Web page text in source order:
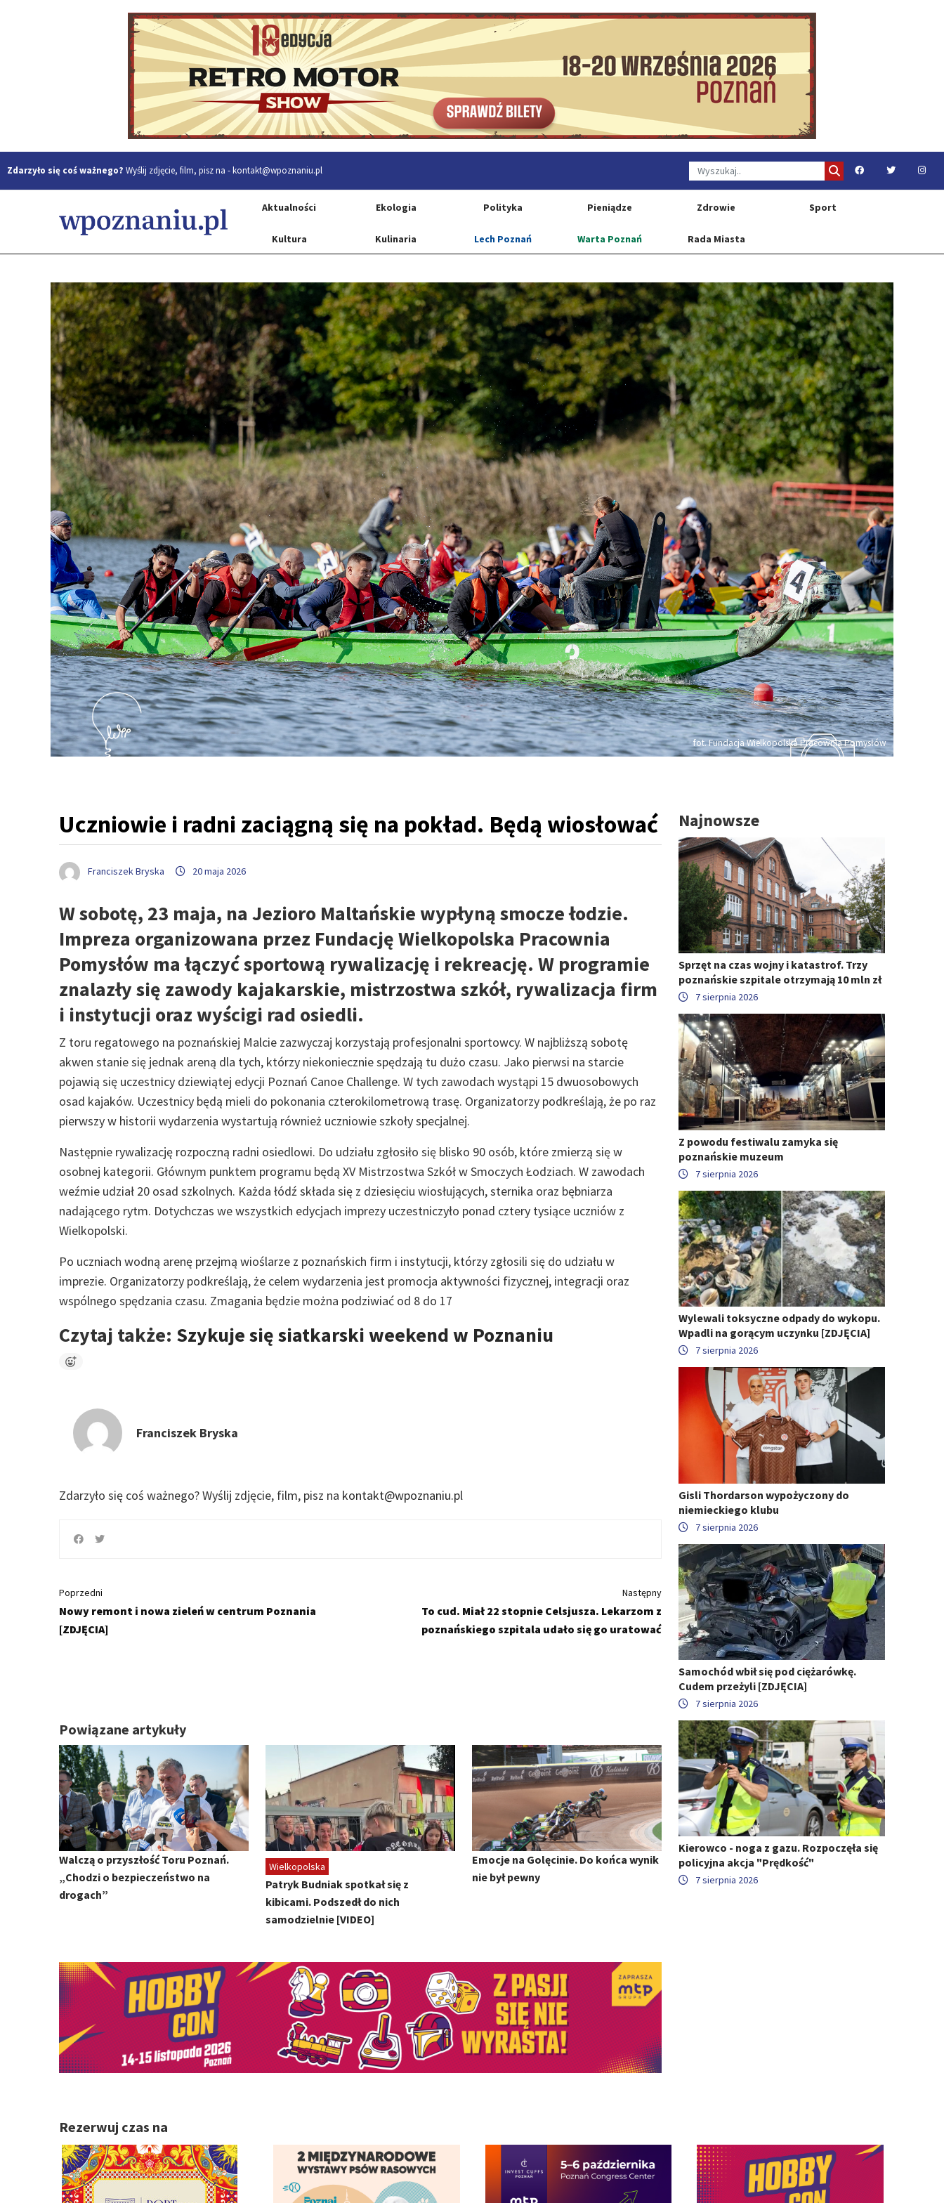
Zdarzyło się coś ważnego? Wyślij zdjęcie, film, pisz na -kontakt@wpoznaniu.pl
Aktualności Ekologia Polityka Pieniądze Zdrowie Sport
Kultura Kulinaria Lech Poznań Warta Poznań Rada Miasta
fot. Fundacja Wielkopolska Pracownia Pomysłów
Uczniowie i radni zaciągną się na pokład. Będą wiosłować
Franciszek Bryska 20 maja 2026
W sobotę, 23 maja, na Jezioro Maltańskie wypłyną smocze łodzie.
Impreza organizowana przez Fundację Wielkopolska Pracownia
Pomysłów ma łączyć sportową rywalizację i rekreację. W programie
znalazły się zawody kajakarskie, mistrzostwa szkół, rywalizacja firm
i instytucji oraz wyścigi rad osiedli.
Z toru regatowego na poznańskiej Malcie zazwyczaj korzystają profesjonalni sportowcy. W najbliższą sobotę
akwen stanie się jednak areną dla tych, którzy niekoniecznie spędzają tu dużo czasu. Jako pierwsi na starcie
pojawią się uczestnicy dziewiątej edycji Poznań Canoe Challenge. W tych zawodach wystąpi 15 dwuosobowych
osad kajaków. Uczestnicy będą mieli do pokonania czterokilometrową trasę. Organizatorzy podkreślają, że po raz
pierwszy w historii wydarzenia wystartują również uczniowie szkoły specjalnej.
Następnie rywalizację rozpoczną radni osiedlowi. Do udziału zgłosiło się blisko 90 osób, które zmierzą się w
osobnej kategorii. Głównym punktem programu będą XV Mistrzostwa Szkół w Smoczych Łodziach. W zawodach
weźmie udział 20 osad szkolnych. Każda łódź składa się z dziesięciu wiosłujących, sternika oraz bębniarza
nadającego rytm. Dotychczas we wszystkich edycjach imprezy uczestniczyło ponad cztery tysiące uczniów z
Wielkopolski.
Po uczniach wodną arenę przejmą wioślarze z poznańskich firm i instytucji, którzy zgłosili się do udziału w
imprezie. Organizatorzy podkreślają, że celem wydarzenia jest promocja aktywności fizycznej, integracji oraz
wspólnego spędzania czasu. Zmagania będzie można podziwiać od 8 do 17
Czytaj także: Szykuje się siatkarski weekend w Poznaniu
Franciszek Bryska
Zdarzyło się coś ważnego?Wyślij zdjęcie, film, pisz na kontakt@wpoznaniu.pl
Poprzedni
Nowy remont i nowa zieleń w centrum Poznania
[ZDJĘCIA]
Następny
To cud. Miał 22 stopnie Celsjusza. Lekarzom z
poznańskiego szpitala udało się go uratować
Powiązane artykuły
Walczą o przyszłość Toru Poznań.
„Chodzi o bezpieczeństwo na
drogach”
Wielkopolska
Patryk Budniak spotkał się z
kibicami. Podszedł do nich
samodzielnie [VIDEO]
Emocje na Golęcinie. Do końca wynik
nie był pewny
Najnowsze
Sprzęt na czas wojny i katastrof. Trzy
poznańskie szpitale otrzymają 10 mln zł
7 sierpnia 2026
Z powodu festiwalu zamyka się
poznańskie muzeum
7 sierpnia 2026
Wylewali toksyczne odpady do wykopu.
Wpadli na gorącym uczynku [ZDJĘCIA]
7 sierpnia 2026
Gisli Thordarson wypożyczony do
niemieckiego klubu
7 sierpnia 2026
Samochód wbił się pod ciężarówkę.
Cudem przeżyli [ZDJĘCIA]
7 sierpnia 2026
Kierowco - noga z gazu. Rozpoczęła się
policyjna akcja "Prędkość"
7 sierpnia 2026
Rezerwuj czas na